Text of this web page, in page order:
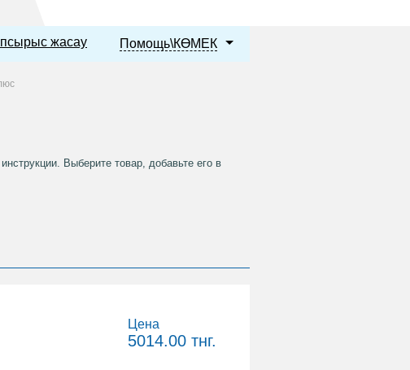
Помощь\КӨМЕК
жасау
Выберите товар, добавьте его в
Цена
5014.00 тнг.